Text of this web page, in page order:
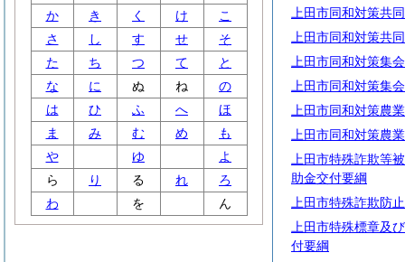
上田市同和対策共
上田市同和対策共
上田市同和対策集
上田市同和対策集
上田市同和対策農
上田市同和対策農
上田市特殊詐欺等
助金交付要綱
上田市特殊詐欺防
上田市特殊標章及
付要綱
か
き く け
こ
さ
し す せ
そ
た
ち つ て
と
な
に ぬ ね
の
は
ひ ふ へ
ほ
ま
み む め
も
や
ゆ
よ
ら
り る れ
ろ
わ
を ん